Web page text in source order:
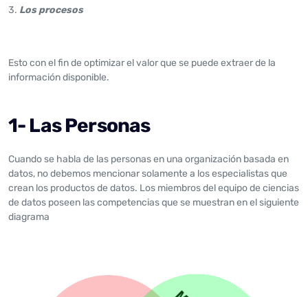
Los procesos
Esto con el fin de optimizar el valor que se puede extraer de la
información disponible.
1- Las Personas
Cuando se habla de las personas en una organización basada en
datos, no debemos mencionar solamente a los especialistas que
crean los productos de datos. Los miembros del equipo de ciencias
de datos poseen las competencias que se muestran en el siguiente
diagrama